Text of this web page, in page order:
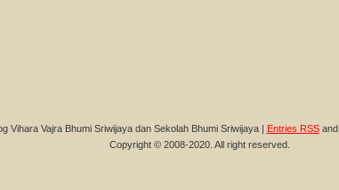
Vihara Vajra Bhumi Sriwijaya dan Sekolah Bhumi Sriwijaya | Entries RSSand
Copyright © 2008-2020. All right reserved.